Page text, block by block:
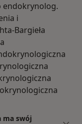
endokrynolog.
i
Bargieła
ma swój